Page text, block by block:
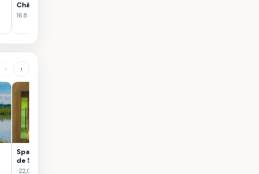
Château de Langeais
16.8 km · Châteaux
‹ ›
Spa et Massage près
de Saumur
· 22,0 km